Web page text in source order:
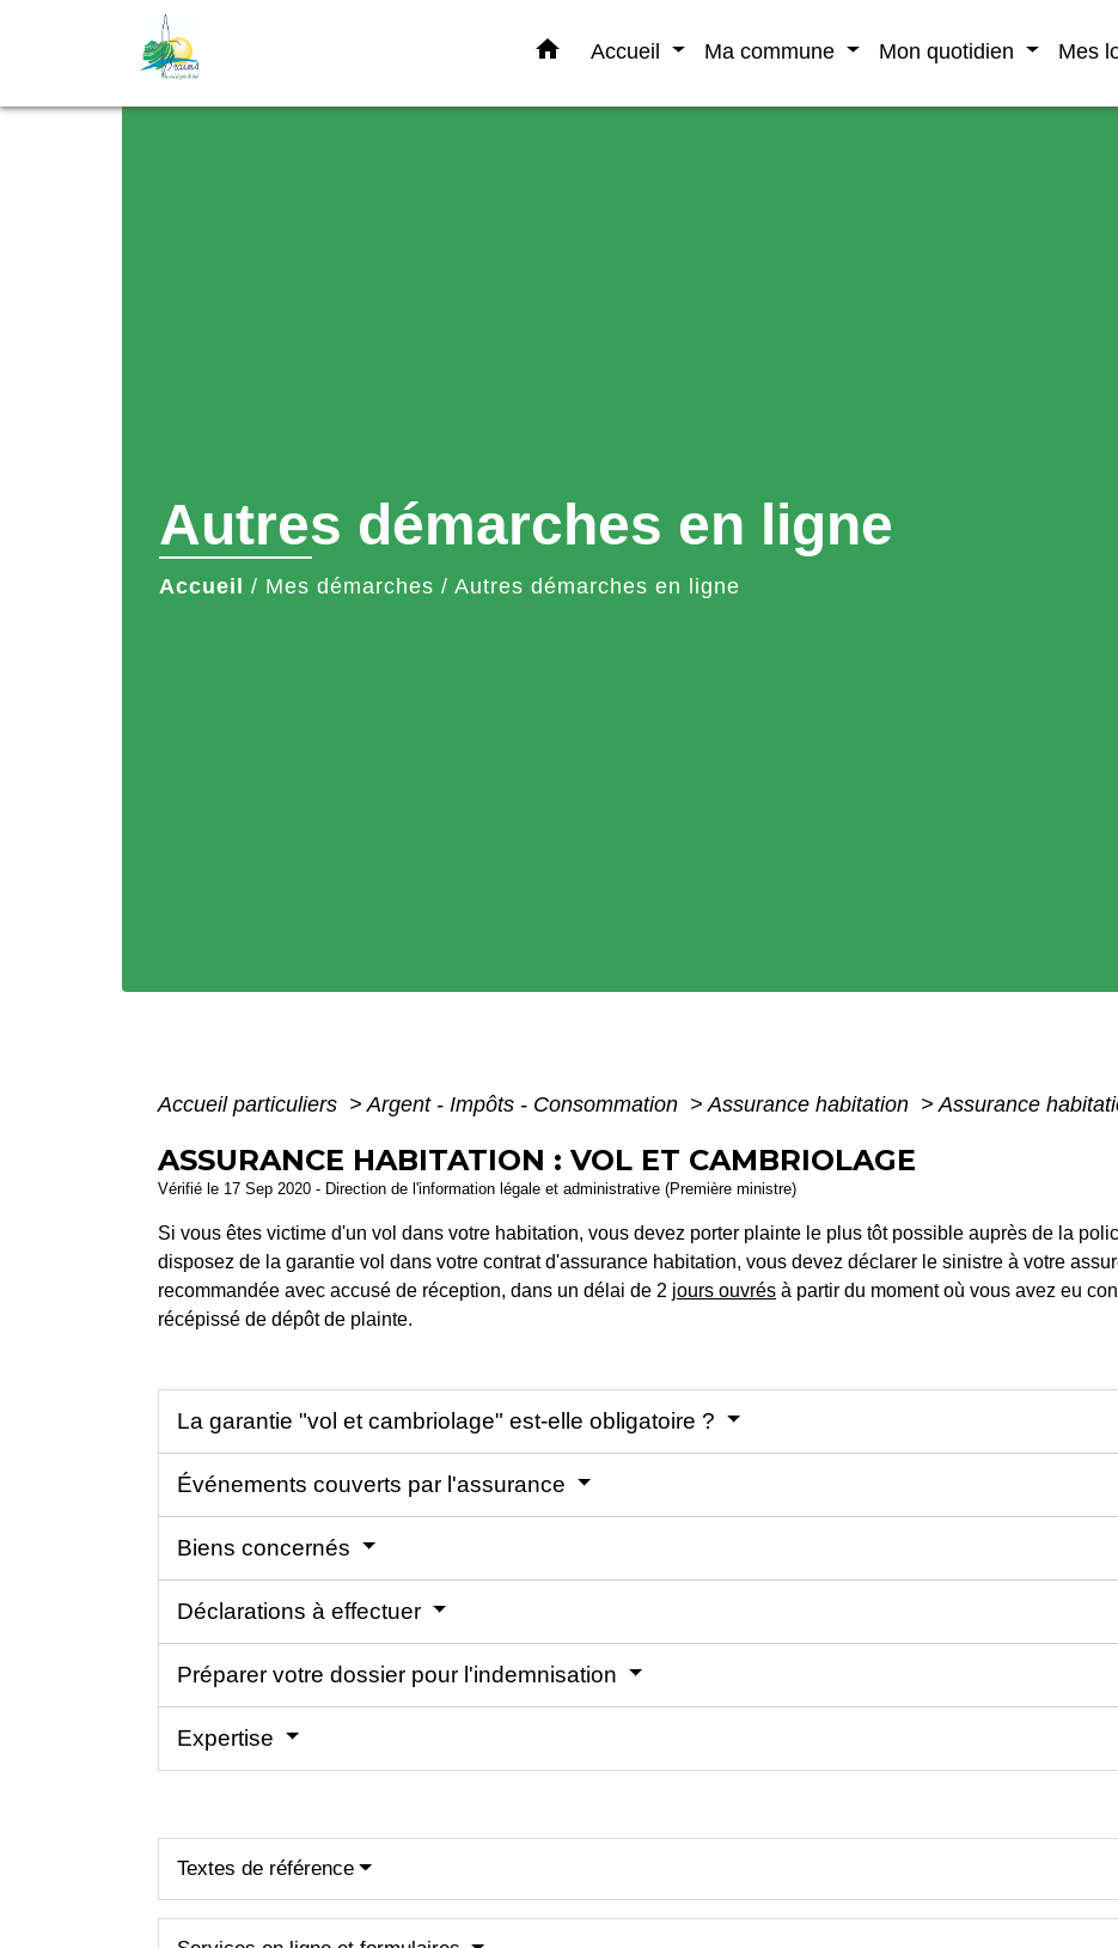
home Accueil Ma commune Mon quotidien Mes
Autres démarches en ligne
Accueil / Mes démarches / Autres démarches en ligne
Accueil particuliers > Argent - Impôts - Consommation > Assurance habitation > Assurance
ASSURANCE HABITATION : VOL ET CAMBRIOLAGE
Vérifié le 17 Sep 2020 - Direction de l'information légale et administrative (Première ministre)
Si vous êtes victime d'un vol dans votre habitation, vous devez porter plainte le plus tôt possible auprès de la
disposez de la garantie vol dans votre contrat d'assurance habitation, vous devez déclarer le sinistre à votre
recommandée avec accusé de réception, dans un délai de 2 jours ouvrés à partir du moment où vous avez eu
récépissé de dépôt de plainte.
La garantie "vol et cambriolage" est-elle obligatoire ?
Événements couverts par l'assurance
Biens concernés
Déclarations à effectuer
Préparer votre dossier pour l'indemnisation
Expertise
Textes de référence